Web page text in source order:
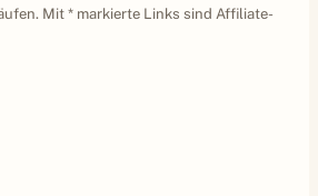
Mit * markierte Links sind Affiliate-